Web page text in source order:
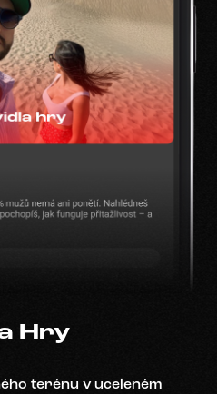
Hry
terénu v uceleném